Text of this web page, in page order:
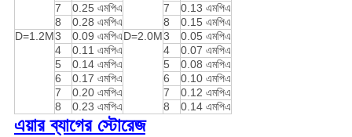
7
0.25 এমপিএ 7
0.13 এমপিএ
8
0.28 এমপিএ 8
0.15 এমপিএ
D=1.2M3 0.09 এমপিএD=2.0M3
0.05 এমপিএ
4
0.11 এমপিএ 4
0.07 এমপিএ
5
0.14 এমপিএ 5
0.08 এমপিএ
6
0.17 এমপিএ 6
0.10 এমপিএ
7
0.20 এমপিএ 7
0.12 এমপিএ
8
0.23 এমপিএ 8 0.14 এমপিএ
এয়ার ব্যাগের স্টোরেজ